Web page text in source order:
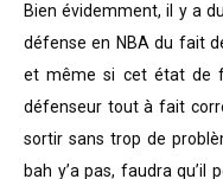
Bien évidemment, il y a
défense en NBA du fait
et même si cet état de
défenseur tout à fait
sortir sans trop de
bah y’a pas, faudra